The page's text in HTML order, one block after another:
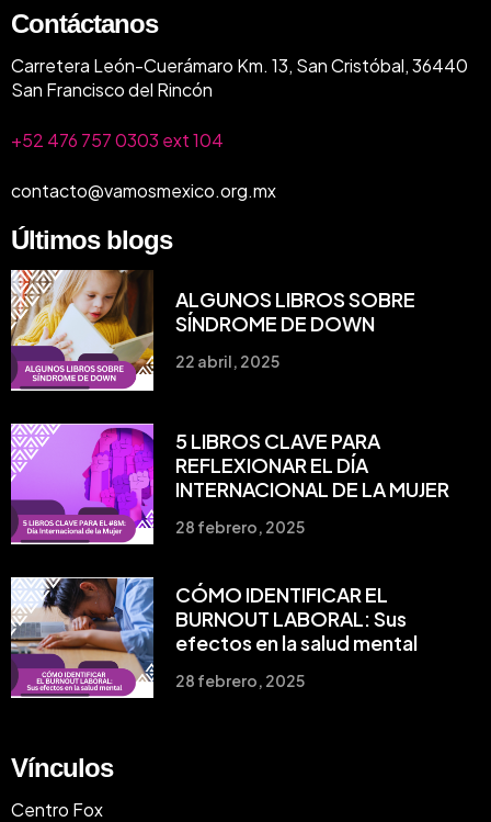
Contáctanos
Carretera León-Cuerámaro Km. 13, San Cristóbal, 36440
San Francisco del Rincón
+52 476 757 0303 ext 104
contacto@vamosmexico.org.mx
Últimos blogs
ALGUNOS LIBROS SOBRE
SÍNDROME DE DOWN
22 abril, 2025
5 LIBROS CLAVE PARA
REFLEXIONAR EL DÍA
INTERNACIONAL DE LA MUJER
28 febrero, 2025
CÓMO IDENTIFICAR EL
BURNOUT LABORAL: Sus
efectos en la salud mental
28 febrero, 2025
Vínculos
Centro Fox